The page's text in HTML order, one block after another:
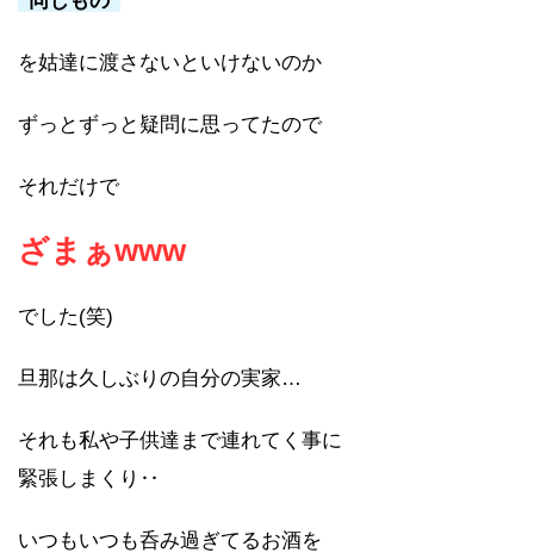
を姑達に渡さないといけないのか
ずっとずっと疑問に思ってたので
それだけで
ざまぁwww
でした(笑)
旦那は久しぶりの自分の実家…
それも私や子供達まで連れてく事に
緊張しまくり‥
いつもいつも呑み過ぎてるお酒を